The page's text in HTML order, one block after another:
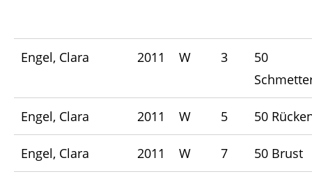
Engel, Clara 2011 W 3
50
Engel, Clara 2011 W 5 50
Engel, Clara 2011 W 7 50 Brust